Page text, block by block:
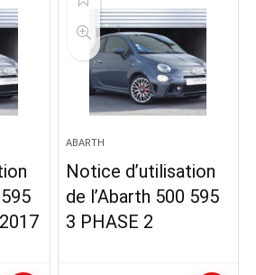
ABARTH
Notice d’utilisation
de l’Abarth 500 595
3 PHASE 2